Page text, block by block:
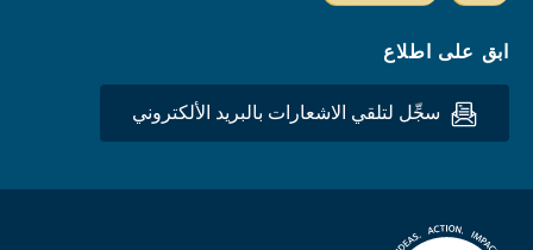
ابق على اطلاع
سجِّل لتلقي الاشعارات بالبريد الألكتروني